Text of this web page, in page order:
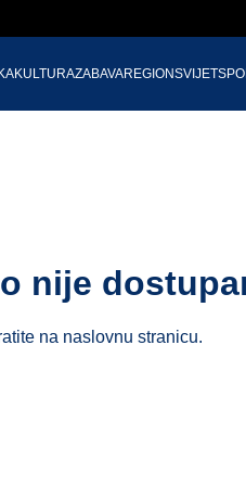
KULTURAZABAVAREGIONSVIJET
nije
na naslovnu stranicu.